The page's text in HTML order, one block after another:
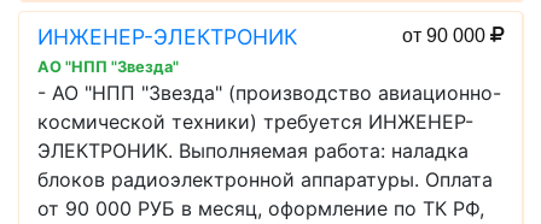
ИНЖЕНЕР-ЭЛЕКТРОНИК от 90 000
АО "НПП "Звезда"
- АО "НПП "Звезда" (производство авиационно-
космической техники) требуется ИНЖЕНЕР-
ЭЛЕКТРОНИК. Выполняемая работа: наладка
блоков радиоэлектронной аппаратуры. Оплата
от 90 000 РУБ в месяц, оформление по ТК РФ,